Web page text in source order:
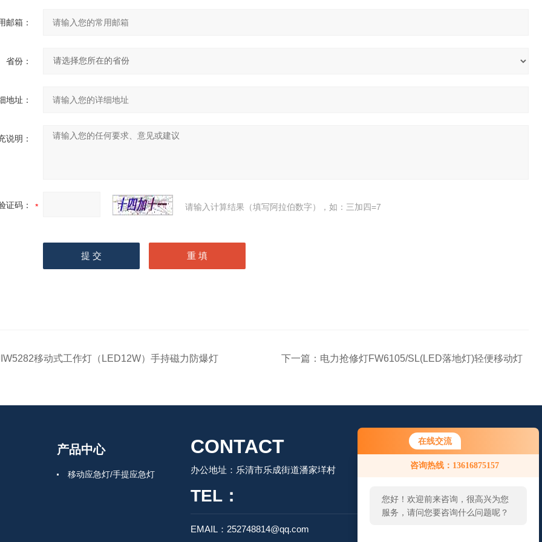
在线交流
咨询热线：13616875157
您好！欢迎前来咨询，很高兴为您
服务，请问您要咨询什么问题呢？
邮箱：
省份：
地址：
说明：
证码： 请输入计算结果（填写阿拉伯数字），如：三加四=7
移动式工作灯（LED12W）手持磁力防爆灯 下一篇： 电力抢修灯FW6105/SL(LED落地灯)轻便移动灯
产品中心
移动应急灯/手提应急灯
CONTACT
办公地址：乐清市乐成街道潘家垟村
TEL：
EMAIL：252748814@qq.com